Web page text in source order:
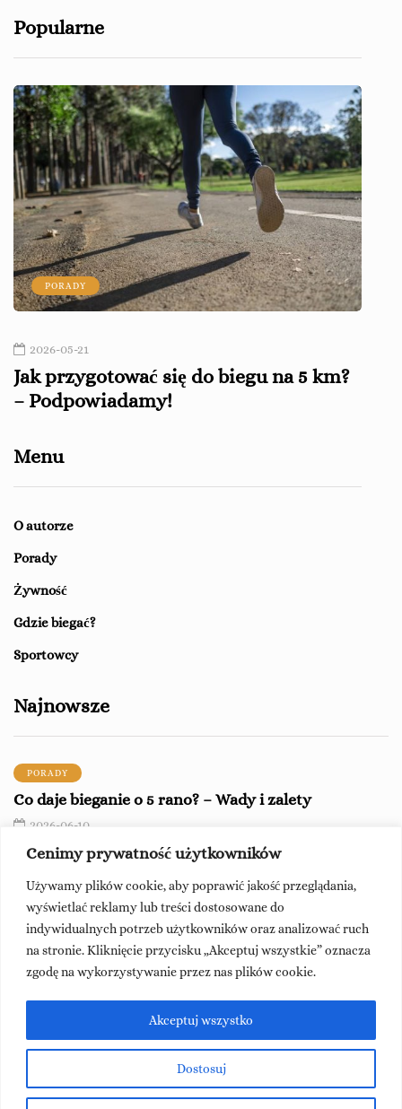
Cenimy prywatność użytkowników
Używamy plików cookie, aby poprawić jakość przeglądania,
wyświetlać reklamy lub treści dostosowane do
indywidualnych potrzeb użytkowników oraz analizować ruch
na stronie. Kliknięcie przycisku „Akceptuj wszystkie” oznacza
zgodę na wykorzystywanie przez nas plików cookie.
Dostosuj
Akceptuj wszystko
Popularne
PORADY
2026-05-21
Jak przygotować się do biegu na 5 km?
– Podpowiadamy!
Menu
O autorze
Porady
Żywność
Gdzie biegać?
Sportowcy
Najnowsze
PORADY
Co daje bieganie o 5 rano? – Wady i zalety
2026-06-10
Jak się ubrać na bieganie zimą? – Podstawowe
zasady ubioru
2026-06-09
Czy bez ACL można biegać? – Podpowiadamy!
2026-06-08
Napisz do nas nakontakt@charlottachallenge.pl